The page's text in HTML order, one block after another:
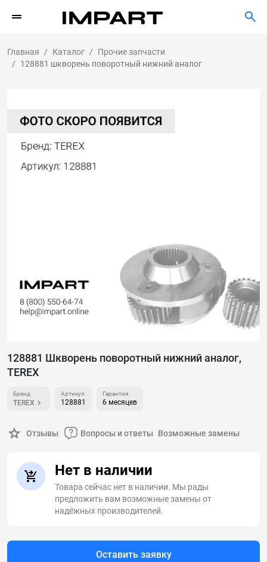
Главная Каталог
Прочие запчасти
128881 шкворень поворотный нижний аналог
128881 Шкворень поворотный нижний аналог,
TEREX
Бренд
TEREX
Артикул
128881
Гарантия
6 месяцев
Отзывы Вопросы и ответы Возможные замены
Нет в наличии
Товара сейчас нет в наличии. Мы рады
предложить вам возможные замены от
надёжных производителей.
Оставить заявку